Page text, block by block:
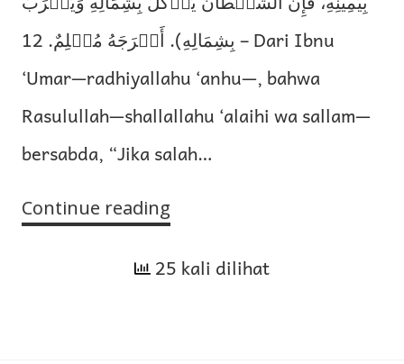
بِشِمَالِهِ). أَخۡرَجَهُ مُسۡلِمٌ. 12 – Dari Ibnu
‘Umar—radhiyallahu ‘anhu—, bahwa
Rasulullah—shallallahu ‘alaihi wa sallam—
bersabda, “Jika salah…
Continue reading
Adab
25 kali dilihat